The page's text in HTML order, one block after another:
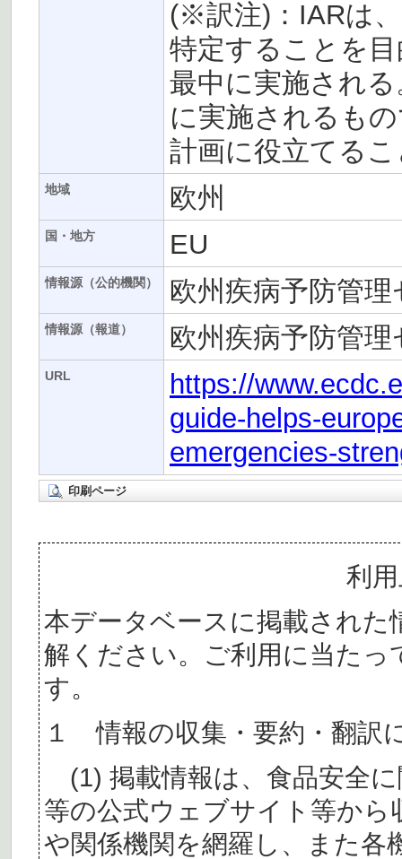
(※訳注)：IARは
特定することを
最中に実施され
に実施されるも
計画に役立てる
地域 欧州
国・地方 EU
情報源（公的機関） 欧州疾病予防管
情報源（報道） 欧州疾病予防管
URL
https://
guide-helps-
emergencies-
印刷ページ
利
本データベースに掲載された
解ください。ご利用に当た
す。
１ 情報の収集・要約・翻訳
(1) 掲載情報は、食品安全
等の公式ウェブサイト等か
や関係機関を網羅し、また各